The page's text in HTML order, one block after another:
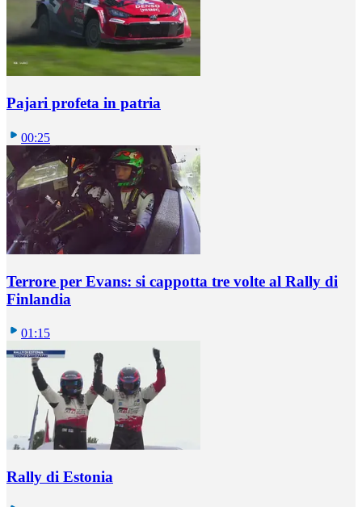
Pajari profeta in patria
00:25
Terrore per Evans: si cappotta tre volte al Rally di
Finlandia
01:15
Rally di Estonia